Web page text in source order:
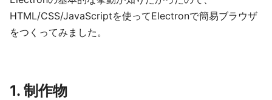
HTML/CSS/JavaScriptを使ってElectronで簡易ブラウザ
をつくってみました。
1. 制作物